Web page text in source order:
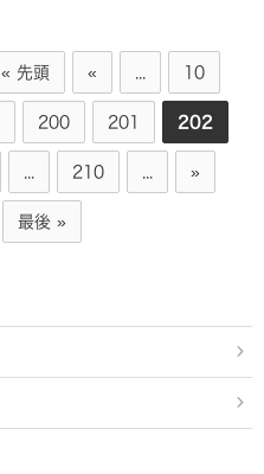
« 先頭 « 10
200 201 202
210 »
最後 »